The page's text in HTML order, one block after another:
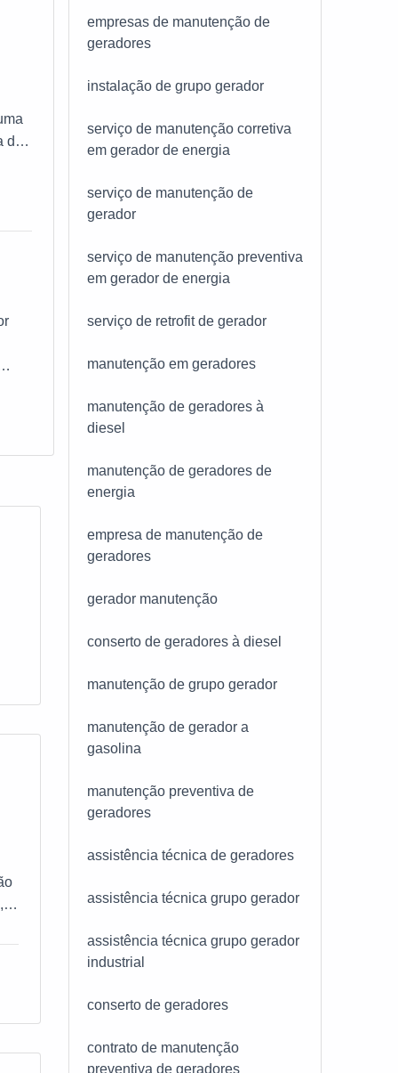
de
é
empresas de manutenção de
geradores
instalação de grupo gerador
serviço de manutenção corretiva
em gerador de energia
serviço de manutenção de
gerador
serviço de manutenção preventiva
em gerador de energia
serviço de retrofit de gerador
manutenção em geradores
manutenção de geradores à
diesel
manutenção de geradores de
energia
empresa de manutenção de
geradores
gerador manutenção
conserto de geradores à diesel
manutenção de grupo gerador
manutenção de gerador a
gasolina
manutenção preventiva de
geradores
assistência técnica de geradores
assistência técnica grupo gerador
assistência técnica grupo gerador
industrial
conserto de geradores
contrato de manutenção
preventiva de geradores